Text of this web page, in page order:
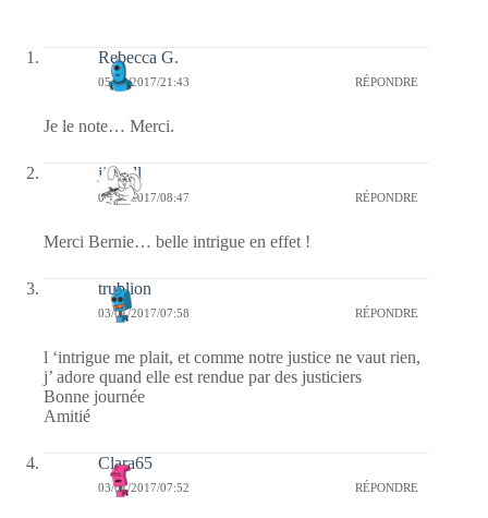
Rebecca G.
05/01/2017/21:43 RÉPONDRE
Je le note… Merci.
jill bill
03/01/2017/08:47 RÉPONDRE
Merci Bernie… belle intrigue en effet !
trublion
03/01/2017/07:58 RÉPONDRE
l ‘intrigue me plait, et comme notre justice ne vaut rien,
j’ adore quand elle est rendue par des justiciers
Bonne journée
Amitié
Clara65
03/01/2017/07:52 RÉPONDRE